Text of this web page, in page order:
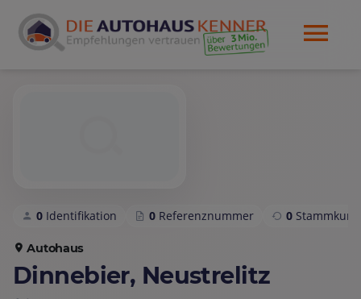
0 Identifikation 0 Referenznummer 0
Autohaus
Dinnebier, Neustrelitz